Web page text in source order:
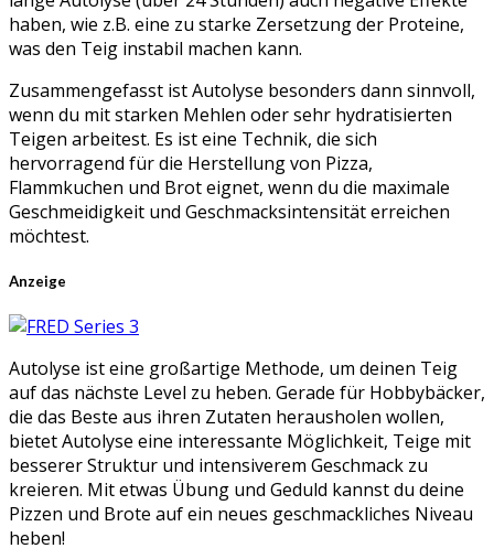
haben, wie z.B. eine zu starke Zersetzung der Proteine,
was den Teig instabil machen kann.
Zusammengefasst ist Autolyse besonders dann sinnvoll,
wenn du mit starken Mehlen oder sehr hydratisierten
Teigen arbeitest. Es ist eine Technik, die sich
hervorragend für die Herstellung von Pizza,
Flammkuchen und Brot eignet, wenn du die maximale
Geschmeidigkeit und Geschmacksintensität erreichen
möchtest.
Anzeige
Autolyse ist eine großartige Methode, um deinen Teig
auf das nächste Level zu heben. Gerade für Hobbybäcker,
die das Beste aus ihren Zutaten herausholen wollen,
bietet Autolyse eine interessante Möglichkeit, Teige mit
besserer Struktur und intensiverem Geschmack zu
kreieren. Mit etwas Übung und Geduld kannst du deine
Pizzen und Brote auf ein neues geschmackliches Niveau
heben!